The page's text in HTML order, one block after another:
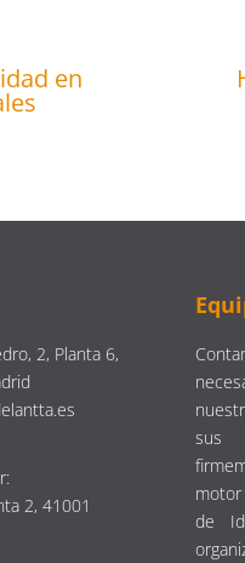
en
2, Planta 6,
2, 41001
sus
de